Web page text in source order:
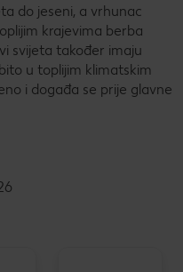
do jeseni, a vrhunac
krajevima berba
svijeta također imaju
u toplijim klimatskim
i događa se prije glavne